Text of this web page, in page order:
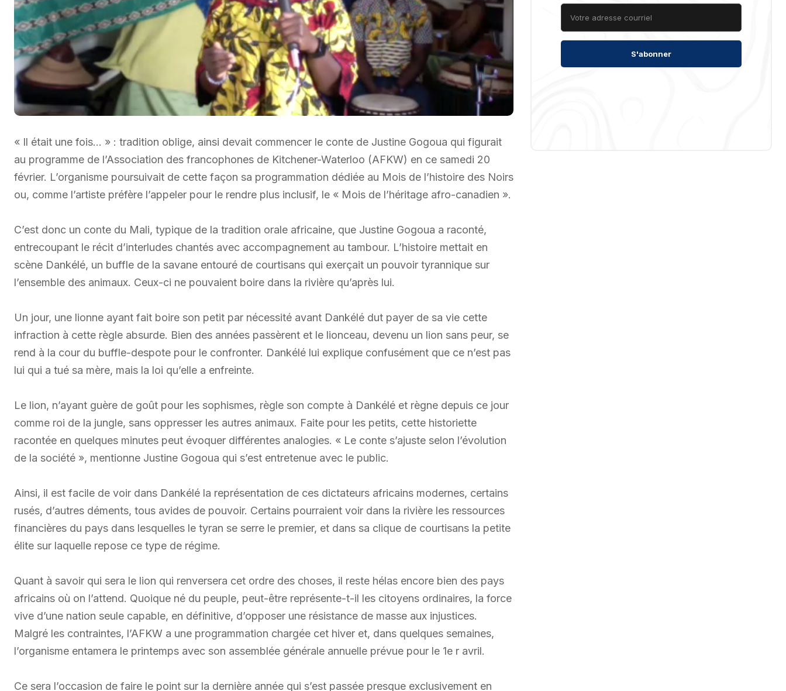
« Il était une fois… » : tradition oblige, ainsi devait commencer le conte de Justine Gogoua qui figurait
au programme de l’Association des francophones de Kitchener-Waterloo (AFKW) en ce samedi 20
février. L’organisme poursuivait de cette façon sa programmation dédiée au Mois de l’histoire des Noirs
ou, comme l’artiste préfère l’appeler pour le rendre plus inclusif, le « Mois de l’héritage afro-canadien ».
C’est donc un conte du Mali, typique de la tradition orale africaine, que Justine Gogoua a raconté,
entrecoupant le récit d’interludes chantés avec accompagnement au tambour. L’histoire mettait en
scène Dankélé, un buffle de la savane entouré de courtisans qui exerçait un pouvoir tyrannique sur
l’ensemble des animaux. Ceux-ci ne pouvaient boire dans la rivière qu’après lui.
Un jour, une lionne ayant fait boire son petit par nécessité avant Dankélé dut payer de sa vie cette
infraction à cette règle absurde. Bien des années passèrent et le lionceau, devenu un lion sans peur, se
rend à la cour du buffle-despote pour le confronter. Dankélé lui explique confusément que ce n’est pas
lui qui a tué sa mère, mais la loi qu’elle a enfreinte.
Le lion, n’ayant guère de goût pour les sophismes, règle son compte à Dankélé et règne depuis ce jour
comme roi de la jungle, sans oppresser les autres animaux. Faite pour les petits, cette historiette
racontée en quelques minutes peut évoquer différentes analogies. « Le conte s’ajuste selon l’évolution
de la société », mentionne Justine Gogoua qui s’est entretenue avec le public.
Ainsi, il est facile de voir dans Dankélé la représentation de ces dictateurs africains modernes, certains
rusés, d’autres déments, tous avides de pouvoir. Certains pourraient voir dans la rivière les ressources
financières du pays dans lesquelles le tyran se serre le premier, et dans sa clique de courtisans la petite
élite sur laquelle repose ce type de régime.
Quant à savoir qui sera le lion qui renversera cet ordre des choses, il reste hélas encore bien des pays
africains où on l’attend. Quoique né du peuple, peut-être représente-t-il les citoyens ordinaires, la force
vive d’une nation seule capable, en définitive, d’opposer une résistance de masse aux injustices.
Malgré les contraintes, l’AFKW a une programmation chargée cet hiver et, dans quelques semaines,
l’organisme entamera le printemps avec son assemblée générale annuelle prévue pour le 1e r avril.
Ce sera l’occasion de faire le point sur la dernière année qui s’est passée presque exclusivement en